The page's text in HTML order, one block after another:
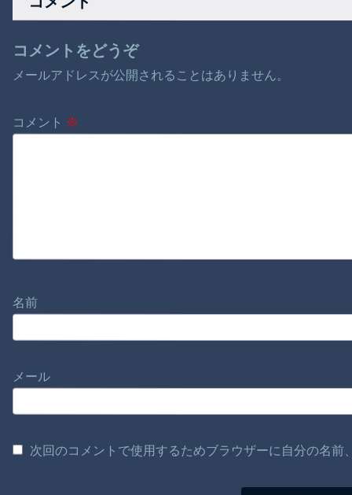
コメントをどうぞ
メールアドレスが公開されることはありません。
コメント ※
名前
メール
次回のコメントで使用するためブラウザーに自分の名